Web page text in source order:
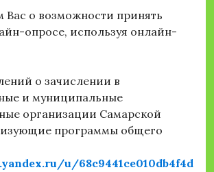
о возможности принять
опросе, используя онлайн-
о зачислении в
и муниципальные
организации Самарской
программы общего
u/68c9441ce010db4f4d